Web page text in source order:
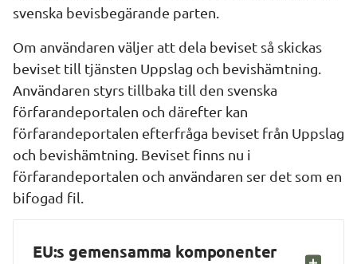
svenska bevisbegärande parten.
Om användaren väljer att dela beviset så skickas
beviset till tjänsten Uppslag och bevishämtning.
Användaren styrs tillbaka till den svenska
förfarandeportalen och därefter kan
förfarandeportalen efterfråga beviset från Uppslag
och bevishämtning. Beviset finns nu i
förfarandeportalen och användaren ser det som en
bifogad fil.
EU:s gemensamma komponenter